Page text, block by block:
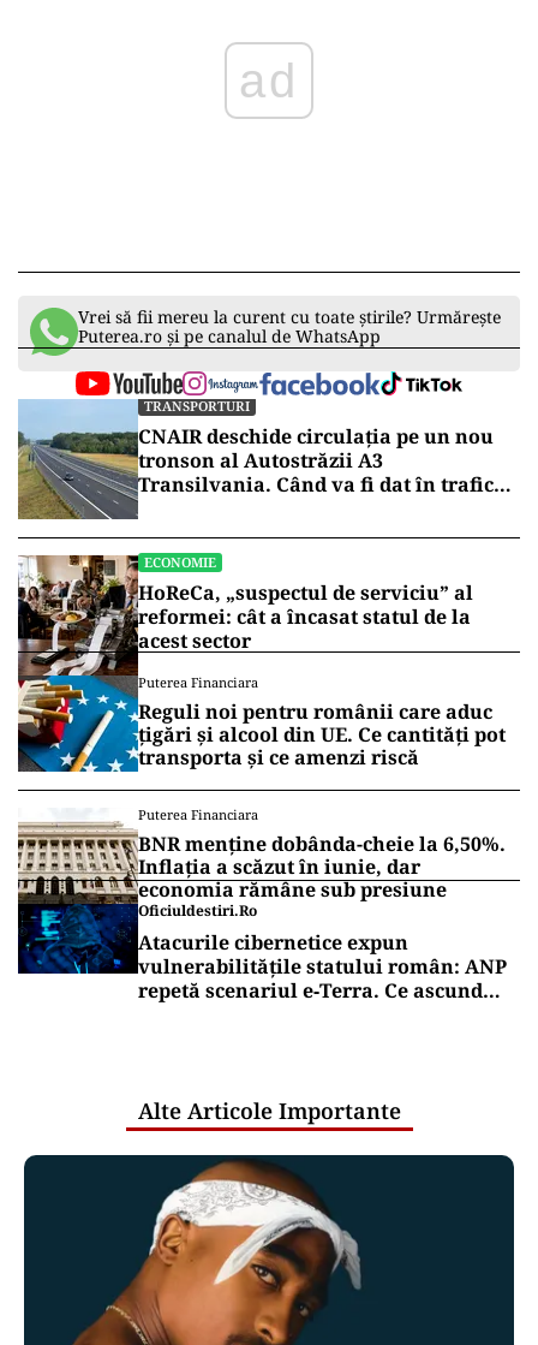
ad
Vrei să fii mereu la curent cu toate știrile? Urmărește
Puterea.ro și pe canalul de WhatsApp
TRANSPORTURI
CNAIR deschide circulația pe un nou
tronson al Autostrăzii A3
Transilvania. Când va fi dat în trafic
ECONOMIE
HoReCa, „suspectul de serviciu” al
reformei: cât a încasat statul de la
acest sector
Puterea Financiara
Reguli noi pentru românii care aduc
țigări și alcool din UE. Ce cantități pot
transporta și ce amenzi riscă
Puterea Financiara
BNR menține dobânda-cheie la 6,50%.
Inflația a scăzut în iunie, dar
economia rămâne sub presiune
Oficiuldestiri.ro
Atacurile cibernetice expun
vulnerabilitățile statului român: ANP
repetă scenariul e‑Terra. Ce ascund
Alte Articole Importante